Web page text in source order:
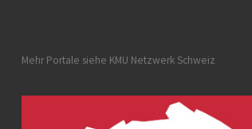
Mehr Portale siehe KMU Netzwerk Schweiz